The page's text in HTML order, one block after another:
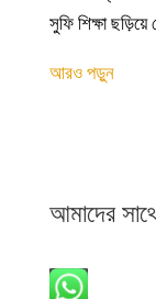
সুফি শিক্ষা ছড়িয়ে
আরও পড়ুন
আমাদের